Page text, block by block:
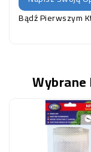
Bądź Pierwszym